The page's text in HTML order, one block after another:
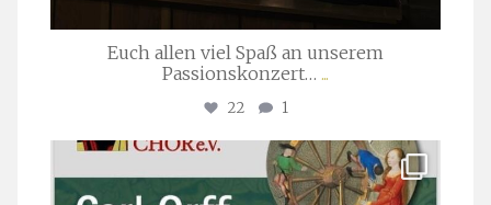
Euch allen viel Spaß an unserem
Passionskonzert… ...
22 1
stuttgarter_oratorienchor
Juli 22